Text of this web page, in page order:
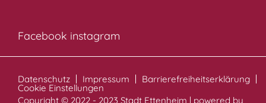
Facebook instagram
Datenschutz Impressum Barrierefreiheitserklärung
Cookie Einstellungen
Copyright © 2022 - 2023 Stadt Ettenheim | powered by